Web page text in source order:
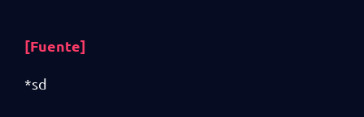
[Fuente]
*sd